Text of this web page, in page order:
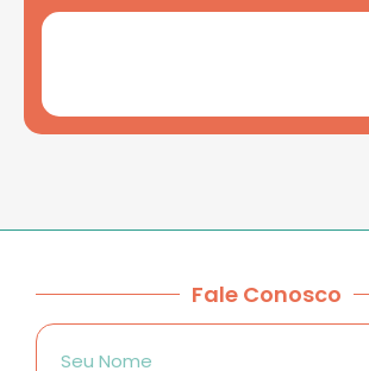
Fale Conosco